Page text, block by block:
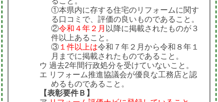
①本県内に存する住宅のリフォームに関す
る口コミで、評価の良いものであること。
②令和４年２月 以降に掲載されたものが３
件以上あること。
③ １件以上は令和７年２月から令和８年１
月までに掲載されたものであること。
ウ 過去2年間行政処分を受けていないこと。
エ リフォーム推進協議会が優良な工務店と認
めるものであること。
【表彰要件Ｂ】